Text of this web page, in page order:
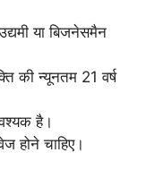
या बिजनेसमैन
की न्यूनतम 21 वर्ष
है।
होने चाहिए।